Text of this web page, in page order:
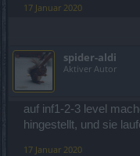
17 Januar 2020
spider-aldi
Aktiver Autor
auf inf1-2-3 level
hingestellt, und sie
17 Januar 2020